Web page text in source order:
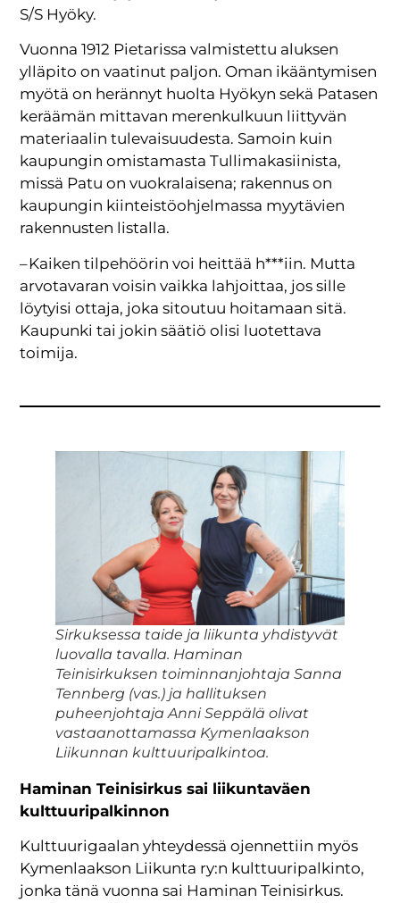
S/S Hyöky.
Vuonna 1912 Pietarissa valmistettu aluksen
ylläpito on vaatinut paljon. Oman ikääntymisen
myötä on herännyt huolta Hyökyn sekä Patasen
keräämän mittavan merenkulkuun liittyvän
materiaalin tulevaisuudesta. Samoin kuin
kaupungin omistamasta Tullimakasiinista,
missä Patu on vuokralaisena; rakennus on
kaupungin kiinteistöohjelmassa myytävien
rakennusten listalla.
– Kaiken tilpehöörin voi heittää h***iin. Mutta
arvotavaran voisin vaikka lahjoittaa, jos sille
löytyisi ottaja, joka sitoutuu hoitamaan sitä.
Kaupunki tai jokin säätiö olisi luotettava
toimija.
Sirkuksessa taide ja liikunta yhdistyvät
luovalla tavalla. Haminan
Teinisirkuksen toiminnanjohtaja Sanna
Tennberg (vas.) ja hallituksen
puheenjohtaja Anni Seppälä olivat
vastaanottamassa Kymenlaakson
Liikunnan kulttuuripalkintoa.
Haminan Teinisirkus sai liikuntaväen
kulttuuripalkinnon
Kulttuurigaalan yhteydessä ojennettiin myös
Kymenlaakson Liikunta ry:n kulttuuripalkinto,
jonka tänä vuonna sai Haminan Teinisirkus.